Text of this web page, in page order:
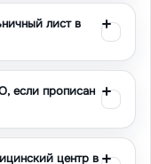
официальный
временную
центре
с действующим
врачи
выдачи
лист в
если прописан
центр в